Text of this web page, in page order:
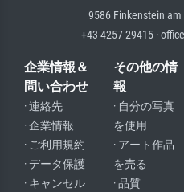
9586 Finkenstein am
+43 4257 29415 ·
企業情報＆
問い合わせ
· 連絡先
· 企業情報
· ご利用規約
· データ保護
· キャンセル
その他の情
報
· 自分の写真
を使用
· アート作品
を売る
· 品質